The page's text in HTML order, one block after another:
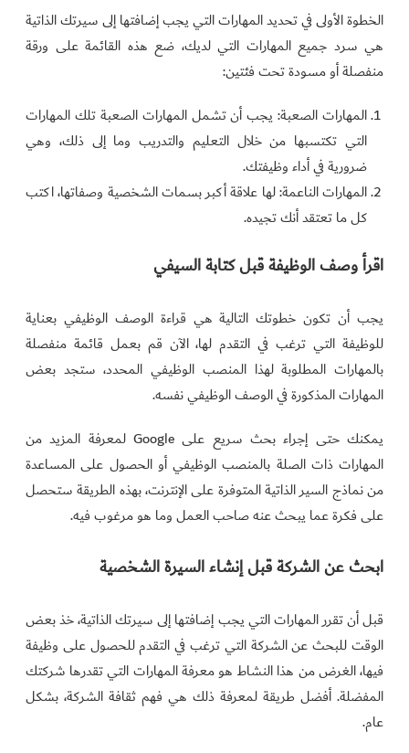
الخطوة الأولى في تحديد المهارات التي يجب إضافتها إلى سيرتك الذاتية
هي سرد ​​جميع المهارات التي لديك، ضع هذه القائمة على ورقة
منفصلة أو مسودة تحت فئتين:
المهارات الصعبة: يجب أن تشمل المهارات الصعبة تلك المهارات
التي تكتسبها من خلال التعليم والتدريب وما إلى ذلك، وهي
ضرورية في أداء وظيفتك.
المهارات الناعمة: لها علاقة أكبر بسمات الشخصية وصفاتها، اكتب
كل ما تعتقد أنك تجيده.
اقرأ وصف الوظيفة قبل كتابة السيفي
يجب أن تكون خطوتك التالية هي قراءة الوصف الوظيفي بعناية
للوظيفة التي ترغب في التقدم لها، الآن قم بعمل قائمة منفصلة
بالمهارات المطلوبة لهذا المنصب الوظيفي المحدد، ستجد بعض
المهارات المذكورة في الوصف الوظيفي نفسه.
يمكنك حتى إجراء بحث سريع على Google لمعرفة المزيد من
المهارات ذات الصلة بالمنصب الوظيفي أو الحصول على المساعدة
من نماذج السير الذاتية المتوفرة على الإنترنت، بهذه الطريقة ستحصل
على فكرة عما يبحث عنه صاحب العمل وما هو مرغوب فيه.
ابحث عن الشركة قبل إنشاء السيرة الشخصية
قبل أن تقرر المهارات التي يجب إضافتها إلى سيرتك الذاتية، خذ بعض
الوقت للبحث عن الشركة التي ترغب في التقدم للحصول على وظيفة
فيها، الغرض من هذا النشاط هو معرفة المهارات التي تقدرها شركتك
المفضلة. أفضل طريقة لمعرفة ذلك هي فهم ثقافة الشركة، بشكل
عام.